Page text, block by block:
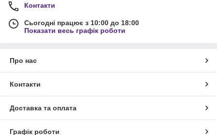
Контакти
Сьогодні працює з 10:00 до 18:00
Показати весь графік роботи
Про нас
Контакти
Доставка та оплата
Графік роботи